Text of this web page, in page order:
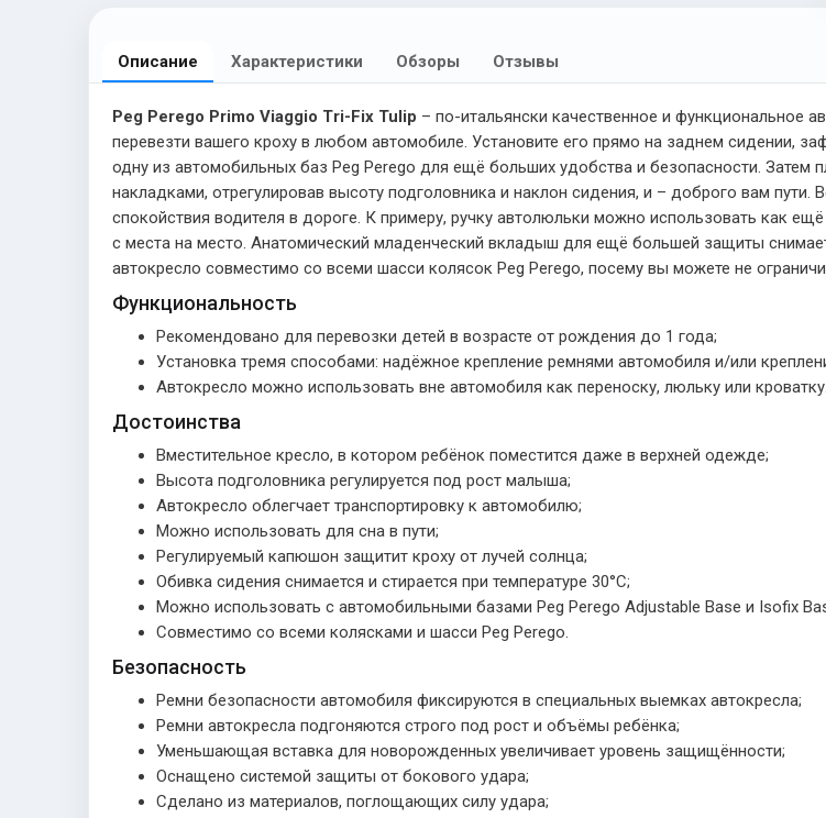
Описание Характеристики Обзоры Отзывы
Peg Perego Primo Viaggio Tri-Fix Tulip – по-итальянски качественное и функциональное
перевезти вашего кроху в любом автомобиле. Установите его прямо на заднем сидении,
одну из автомобильных баз Peg Perego для ещё больших удобства и безопасности. Затем
накладками, отрегулировав высоту подголовника и наклон сидения, и – доброго вам
спокойствия водителя в дороге. К примеру, ручку автолюльки можно использовать как
с места на место. Анатомический младенческий вкладыш для ещё большей защиты
автокресло совместимо со всеми шасси колясок Peg Perego, посему вы можете не
Функциональность
Рекомендовано для перевозки детей в возрасте от рождения до 1 года;
Установка тремя способами: надёжное крепление ремнями автомобиля и/или
Автокресло можно использовать вне автомобиля как переноску, люльку или кроватку.
Достоинства
Вместительное кресло, в котором ребёнок поместится даже в верхней одежде;
Высота подголовника регулируется под рост малыша;
Автокресло облегчает транспортировку к автомобилю;
Можно использовать для сна в пути;
Регулируемый капюшон защитит кроху от лучей солнца;
Обивка сидения снимается и стирается при температуре 30°С;
Можно использовать с автомобильными базами Peg Perego Adjustable Base и Isofix
Совместимо со всеми колясками и шасси Peg Perego.
Безопасность
Ремни безопасности автомобиля фиксируются в специальных выемках автокресла;
Ремни автокресла подгоняются строго под рост и объёмы ребёнка;
Уменьшающая вставка для новорожденных увеличивает уровень защищённости;
Оснащено системой защиты от бокового удара;
Сделано из материалов, поглощающих силу удара;